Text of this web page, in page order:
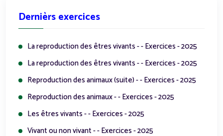
Dernièrs exercices
La reproduction des êtres vivants - - Exercices - 2025
La reproduction des êtres vivants - - Exercices - 2025
Reproduction des animaux (suite) - - Exercices - 2025
Reproduction des animaux - - Exercices - 2025
Les êtres vivants - - Exercices - 2025
Vivant ou non vivant - - Exercices - 2025